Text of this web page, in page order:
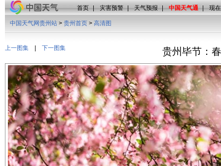
首页 | 灾害预警 | 天气预报 | 中国天气通 | 现
上一图集 下一图集
中国天气网贵州站 > 贵州首页 > 高清图
贵州毕节：